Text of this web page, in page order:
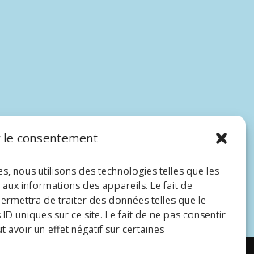
le consentement
nous utilisons des technologies telles que les
informations des appareils. Le fait de
de traiter des données telles que le
uniques sur ce site. Le fait de ne pas consentir
avoir un effet négatif sur certaines